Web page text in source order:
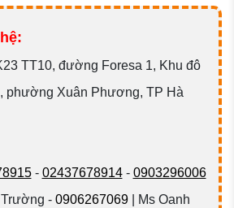
TT10, đường Foresa 1, Khu đô
phường Xuân Phương, TP Hà
- 02437678914- 0903296006
- 0906267069| Ms Oanh